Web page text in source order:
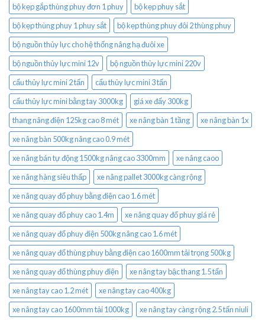
bộ kẹp gắp thùng phuy đơn 1 phuy
bộ kẹp phuy sắt
bộ kẹp thùng phuy 1 phuy sắt
bộ kẹp thùng phuy đôi 2 thùng phuy
bộ nguồn thủy lực cho hệ thống nâng hạ đuôi xe
bộ nguồn thủy lực mini 12v
bộ nguồn thủy lực mini 220v
cẩu thủy lực mini 2 tấn
cẩu thủy lực mini 3 tấn
cẩu thủy lực mini bằng tay 3000kg
giá xe đẩy 300kg
thang nâng điện 125kg cao 8 mét
xe nâng bàn 1 tầng
xe nâng bàn 1x
xe nâng bàn 500kg nâng cao 0.9 mét
xe nâng bán tự động 1500kg nâng cao 3300mm
xe nâng caoo
xe nâng hàng siêu thấp
xe nâng pallet 3000kg càng rộng
xe nâng quay đổ phuy bằng điện cao 1.6 mét
xe nâng quay đổ phuy cao 1.4m
xe nâng quay đổ phuy giá rẻ
xe nâng quay đổ phuy điện 500kg nâng cao 1.6 mét
xe nâng quay đổ thùng phuy bằng điện cao 1600mm tải trọng 500kg
xe nâng quay đổ thùng phuy điện
xe nâng tay bậc thang 1.5 tấn
xe nâng tay cao 1.2 mét
xe nâng tay cao 400kg
xe nâng tay cao 1600mm tải 1000kg
xe nâng tay càng rộng 2.5 tấn niuli